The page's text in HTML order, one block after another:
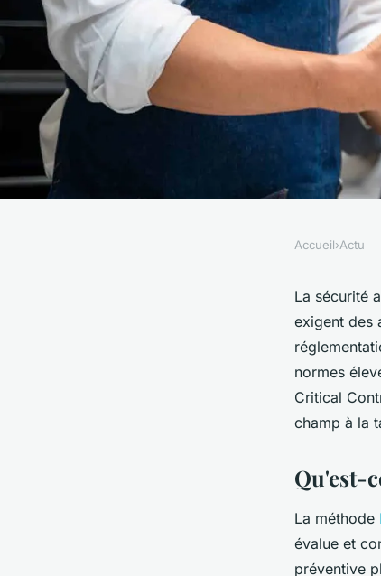
Tout savoir sur la
pour garantir la
Accueil›Actu
La sécurité
exigent des
normes
Critical
champ à la
Qu'est-
La méthode
évalue et
préventive